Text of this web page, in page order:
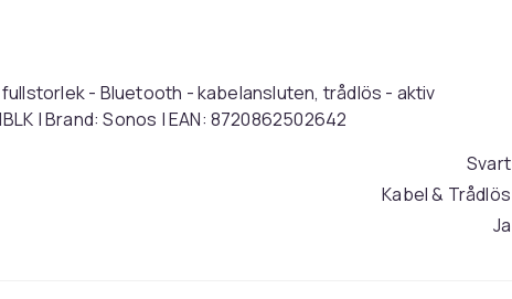
- Bluetooth - kabelansluten, trådlös - aktiv
| Brand: Sonos | EAN: 8720862502642
Svart
Kabel & Trådlös
Ja